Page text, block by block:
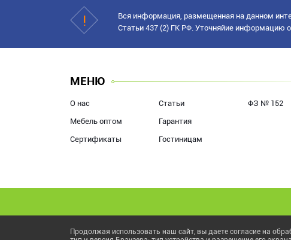
Вся информация, размещенная на данном
Статьи 437 (2) ГК РФ. Уточняйие информацию
МЕНЮ
О нас
Мебель оптом
Сертификаты
Статьи
Гарантия
Гостиницам
ФЗ № 152
Продолжая использовать наш сайт, вы даете согласие на